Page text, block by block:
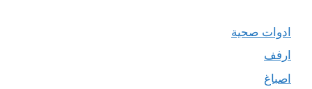
ادوات صحية
ارفف
اصباغ